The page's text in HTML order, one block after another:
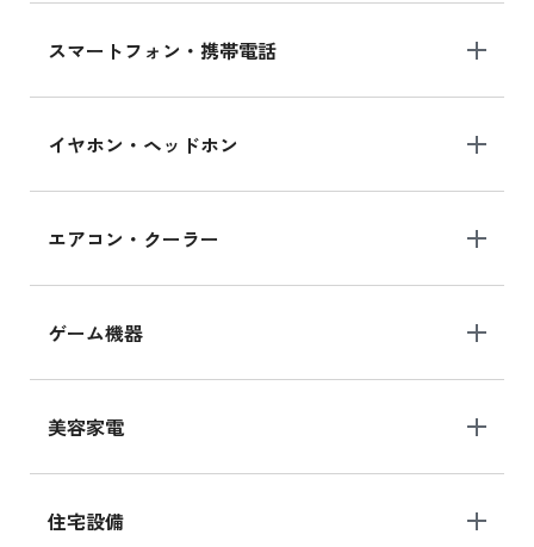
スマートフォン・携帯電話
イヤホン・ヘッドホン
エアコン・クーラー
ゲーム機器
美容家電
住宅設備